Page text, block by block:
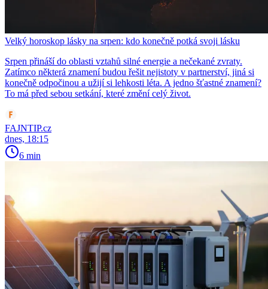
Velký horoskop lásky na srpen: kdo konečně potká svoji lásku
Srpen přináší do oblasti vztahů silné energie a nečekané zvraty.
Zatímco některá znamení budou řešit nejistoty v partnerství, jiná si
konečně odpočinou a užijí si lehkosti léta. A jedno šťastné znamení?
To má před sebou setkání, které změní celý život.
FAJNTIP.cz
dnes, 18:15
6 min